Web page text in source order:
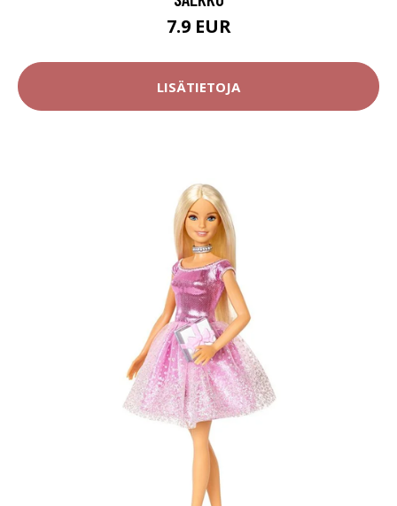
7.9 EUR
LISÄTIETOJA